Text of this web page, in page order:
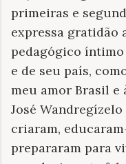
primeiras e
expressa gratidão
pedagógico
e de seu país,
meu amor Brasil e
José
criaram,
prepararam para